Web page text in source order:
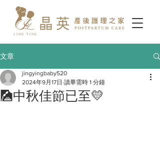
文章
🎑中秋佳節已至💛
jingyingbaby520
2024年9月17日 讀畢需時 1 分鐘